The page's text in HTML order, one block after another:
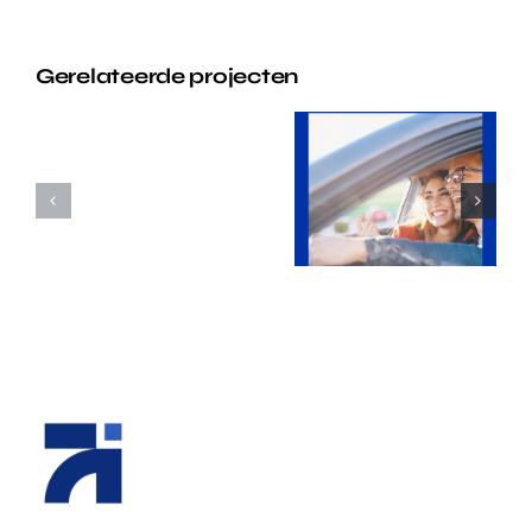
Gerelateerde projecten
Positie
Nieuwe
Website &
Nummer
#1 Positie
in Google –